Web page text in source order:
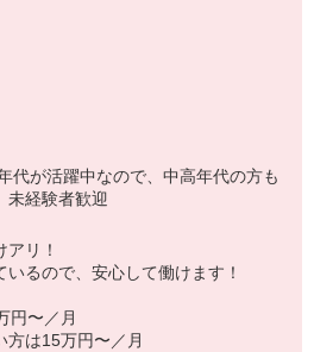
代が活躍中なので、中高年代の方も
未経験者歓迎
アリ！
いるので、安心して働けます！
円〜／月
方は15万円〜／月